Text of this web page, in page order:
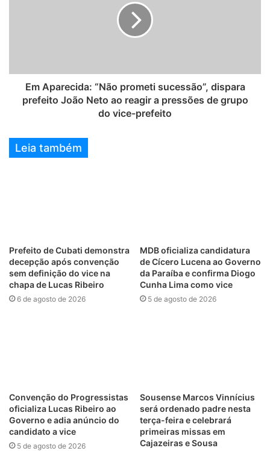
Em Aparecida: “Não prometi sucessão”, dispara
prefeito João Neto ao reagir a pressões de grupo
do vice-prefeito
Leia também
Prefeito de Cubati demonstra
decepção após convenção
sem definição do vice na
chapa de Lucas Ribeiro
6 de agosto de 2026
MDB oficializa candidatura
de Cícero Lucena ao Governo
da Paraíba e confirma Diogo
Cunha Lima como vice
5 de agosto de 2026
Convenção do Progressistas
oficializa Lucas Ribeiro ao
Governo e adia anúncio do
candidato a vice
5 de agosto de 2026
Sousense Marcos Vinnícius
será ordenado padre nesta
terça-feira e celebrará
primeiras missas em
Cajazeiras e Sousa